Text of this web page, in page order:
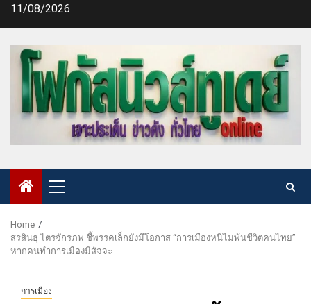
Skip11/08/2026
Primary
Menu
Home
สรสินธุ ไตรจักรภพ ชี้พรรคเล็กยังมีโอกาส “การเมืองหนีไม่พ้นชีวิตคนไทย”
หากคนทำการเมืองมีสัจจะ
การเมือง